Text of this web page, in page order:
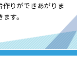
りができあがりま
す。